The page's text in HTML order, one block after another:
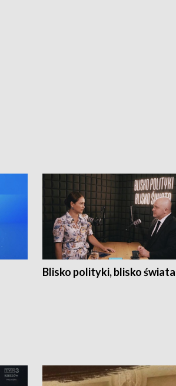
Blisko polityki, blisko świata